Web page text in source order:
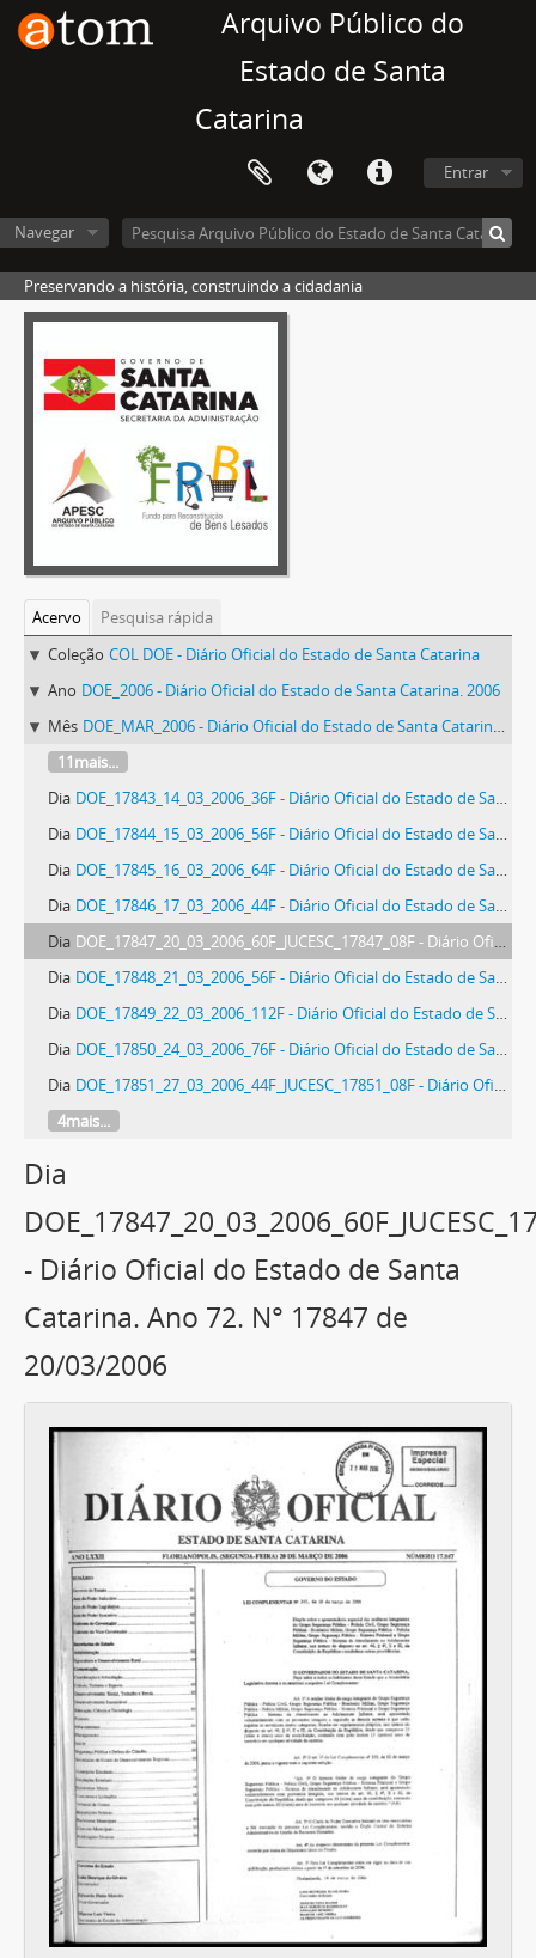
Arquivo Público do
Estado de Santa
Catarina
Entrar
Navegar
Preservando a história, construindo a cidadania
Acervo
Pesquisa rápida
Coleção COL DOE - Diário Oficial do Estado de Santa Catarina
Ano DOE_2006 - Diário Oficial do Estado de Santa Catarina. 2006
Mês DOE_MAR_2006 - Diário Oficial do Estado de Santa Catarina. Março de 2006
11mais...
Dia DOE_17843_14_03_2006_36F - Diário Oficial do Estado de Santa Catarina. Ano 72. N° 17843 de 14/03/2006
Dia DOE_17844_15_03_2006_56F - Diário Oficial do Estado de Santa Catarina. Ano 72. N° 17844 de 15/03/2006
Dia DOE_17845_16_03_2006_64F - Diário Oficial do Estado de Santa Catarina. Ano 72. N° 17845 de 16/03/2006
Dia DOE_17846_17_03_2006_44F - Diário Oficial do Estado de Santa Catarina. Ano 72. N° 17846 de 17/03/2006
Dia DOE_17847_20_03_2006_60F_JUCESC_17847_08F - Diário Oficial do Estado de Santa Catarina. Ano 72. N° 17847 de 20/03/2006
Dia DOE_17848_21_03_2006_56F - Diário Oficial do Estado de Santa Catarina. Ano 72. N° 17848 de 21/03/2006
Dia DOE_17849_22_03_2006_112F - Diário Oficial do Estado de Santa Catarina. Ano 72. N° 17849 de 22/03/2006
Dia DOE_17850_24_03_2006_76F - Diário Oficial do Estado de Santa Catarina. Ano 72. N° 17850 de 24/03/2006
Dia DOE_17851_27_03_2006_44F_JUCESC_17851_08F - Diário Oficial do Estado de Santa Catarina. Ano 72. N° 17851 de 27/03/2006
4mais...
Dia
- Diário Oficial do Estado de Santa
Catarina. Ano 72. N° 17847 de
20/03/2006